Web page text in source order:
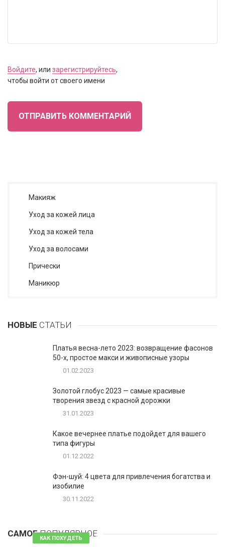
Войдите, или зарегистрируйтесь,
чтобы войти от своего имени
ОТПРАВИТЬ КОММЕНТАРИЙ
Макияж
Уход за кожей лица
Уход за кожей тела
Уход за волосами
Прически
Маникюр
НОВЫЕ СТАТЬИ
Платья весна-лето 2023: возвращение фасонов
50-х, простое макси и живописные узоры
01.02.2023
Золотой глобус 2023 — самые красивые
творения звезд с красной дорожки
31.01.2023
Какое вечернее платье подойдет для вашего
типа фигуры
01.12.2022
Фэн-шуй: 4 цвета для привлечения богатства и
изобилие
30.11.2022
САМОЕПОПУЛЯРНОЕ
КАК ПОХУДЕТЬ 81 комментарий